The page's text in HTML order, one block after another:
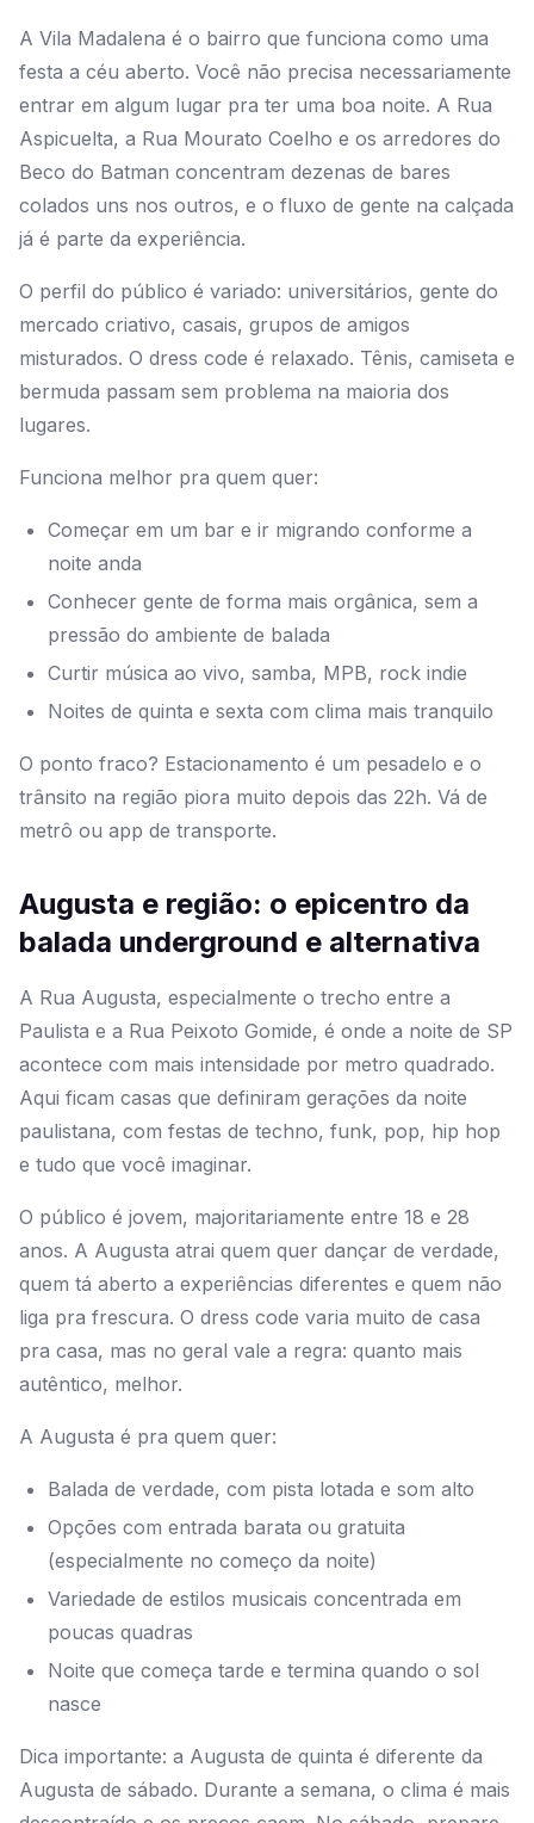
A Vila Madalena é o bairro que funciona como uma
festa a céu aberto. Você não precisa necessariamente
entrar em algum lugar pra ter uma boa noite. A Rua
Aspicuelta, a Rua Mourato Coelho e os arredores do
Beco do Batman concentram dezenas de bares
colados uns nos outros, e o fluxo de gente na calçada
já é parte da experiência.
O perfil do público é variado: universitários, gente do
mercado criativo, casais, grupos de amigos
misturados. O dress code é relaxado. Tênis, camiseta e
bermuda passam sem problema na maioria dos
lugares.
Funciona melhor pra quem quer:
Começar em um bar e ir migrando conforme a
noite anda
Conhecer gente de forma mais orgânica, sem a
pressão do ambiente de balada
Curtir música ao vivo, samba, MPB, rock indie
Noites de quinta e sexta com clima mais tranquilo
O ponto fraco? Estacionamento é um pesadelo e o
trânsito na região piora muito depois das 22h. Vá de
metrô ou app de transporte.
Augusta e região: o epicentro da
balada underground e alternativa
A Rua Augusta, especialmente o trecho entre a
Paulista e a Rua Peixoto Gomide, é onde a noite de SP
acontece com mais intensidade por metro quadrado.
Aqui ficam casas que definiram gerações da noite
paulistana, com festas de techno, funk, pop, hip hop
e tudo que você imaginar.
O público é jovem, majoritariamente entre 18 e 28
anos. A Augusta atrai quem quer dançar de verdade,
quem tá aberto a experiências diferentes e quem não
liga pra frescura. O dress code varia muito de casa
pra casa, mas no geral vale a regra: quanto mais
autêntico, melhor.
A Augusta é pra quem quer:
Balada de verdade, com pista lotada e som alto
Opções com entrada barata ou gratuita
(especialmente no começo da noite)
Variedade de estilos musicais concentrada em
poucas quadras
Noite que começa tarde e termina quando o sol
nasce
Dica importante: a Augusta de quinta é diferente da
Augusta de sábado. Durante a semana, o clima é mais